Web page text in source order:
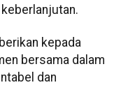
kepada
bersama dalam
dan